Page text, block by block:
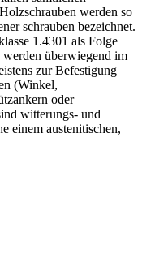
werden so
schrauben bezeichnet.
1.4301 als Folge
überwiegend im
zur Befestigung
(Winkel,
oder
witterungs- und
einem austenitischen,